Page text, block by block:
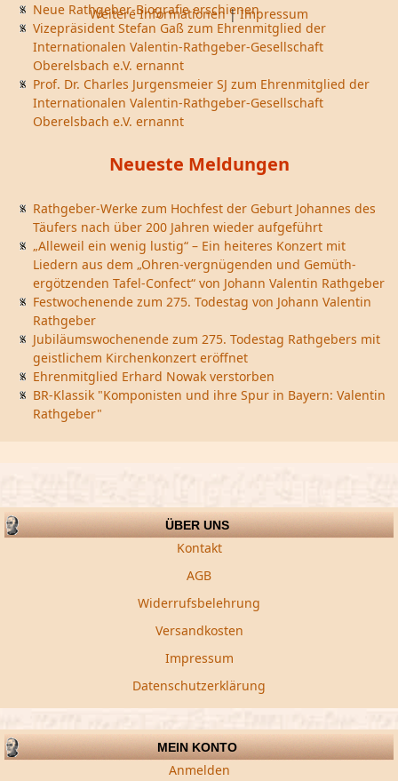
Neue Rathgeber-Biografie erschienen
Vizepräsident Stefan Gaß zum Ehrenmitglied der
Internationalen Valentin-Rathgeber-Gesellschaft
Oberelsbach e.V. ernannt
Prof. Dr. Charles Jurgensmeier SJ zum Ehrenmitglied der
Internationalen Valentin-Rathgeber-Gesellschaft
Oberelsbach e.V. ernannt
Neueste Meldungen
Rathgeber-Werke zum Hochfest der Geburt Johannes des
Täufers nach über 200 Jahren wieder aufgeführt
„Alleweil ein wenig lustig“ – Ein heiteres Konzert mit
Liedern aus dem „Ohren-vergnügenden und Gemüth-
ergötzenden Tafel-Confect“ von Johann Valentin Rathgeber
Festwochenende zum 275. Todestag von Johann Valentin
Rathgeber
Jubiläumswochenende zum 275. Todestag Rathgebers mit
geistlichem Kirchenkonzert eröffnet
Ehrenmitglied Erhard Nowak verstorben
BR-Klassik "Komponisten und ihre Spur in Bayern: Valentin
Rathgeber"
ÜBER UNS
Kontakt
AGB
Widerrufsbelehrung
Versandkosten
Impressum
Datenschutzerklärung
MEIN KONTO
Anmelden
Weitere Informationen|Impressum